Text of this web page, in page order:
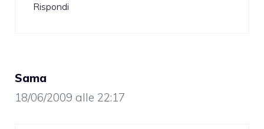
Rispondi
Sama
18/06/2009 alle 22:17